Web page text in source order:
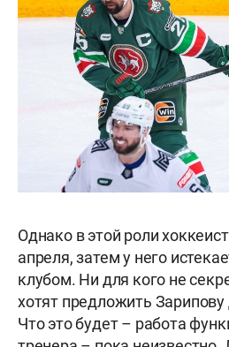
Однако в этой роли
апреля, затем у него
клубом. Ни для кого не
хотят предложить
Что это будет – работа